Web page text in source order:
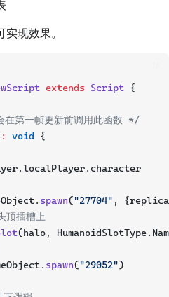
现效果。
extends Script {
第一帧更新前调用此函数 */
: void {
spawn("27704" ,
顶插槽上
(halo,
spawn("29052")